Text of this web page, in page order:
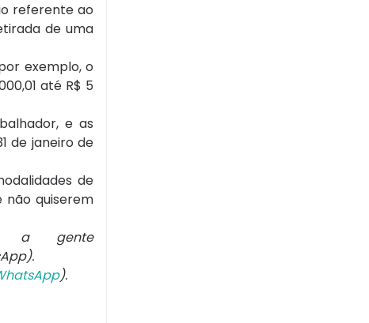
referente ao
de uma
exemplo, o
até R$ 5
e as
de janeiro de
de
não quiserem
a gente
).